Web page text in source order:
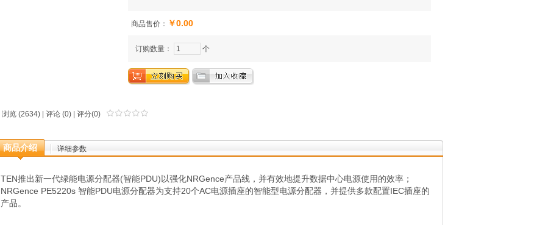
商品售价： ￥0.00
订购数量： 个
浏览 (2634) | 评论 (0) | 评分(0)
商品介绍 详细参数
TEN推出新一代绿能电源分配器(智能PDU)以强化NRGence产品线，并有效地提升数据中心电源使用的效率；
NRGence PE5220s 智能PDU电源分配器为支持20个AC电源插座的智能型电源分配器，并提供多款配置IEC插座的
产品。